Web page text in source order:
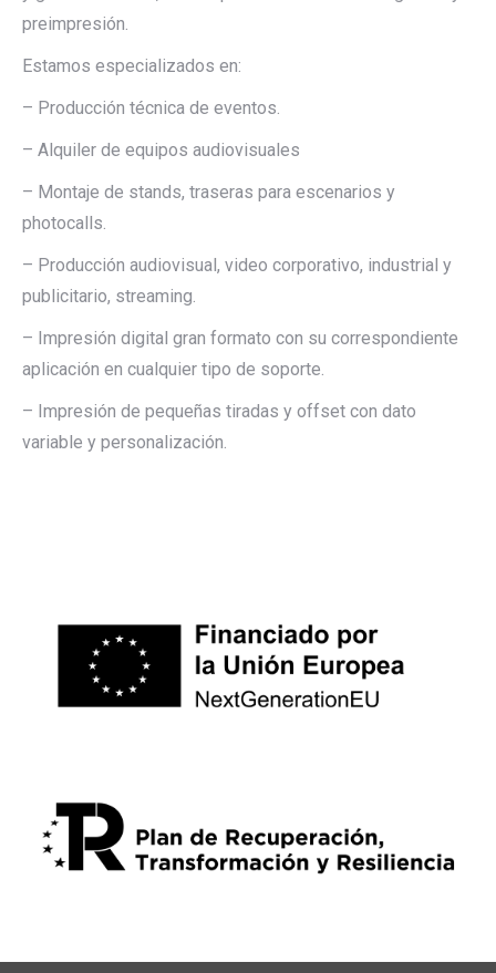
preimpresión.
Estamos especializados en:
– Producción técnica de eventos.
– Alquiler de equipos audiovisuales
– Montaje de stands, traseras para escenarios y
photocalls.
– Producción audiovisual, video corporativo, industrial y
publicitario, streaming.
– Impresión digital gran formato con su correspondiente
aplicación en cualquier tipo de soporte.
– Impresión de pequeñas tiradas y offset con dato
variable y personalización.